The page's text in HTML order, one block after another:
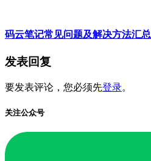
码云笔记常见问题及解决方法汇总
发表回复
要发表评论，您必须先登录。
关注公众号